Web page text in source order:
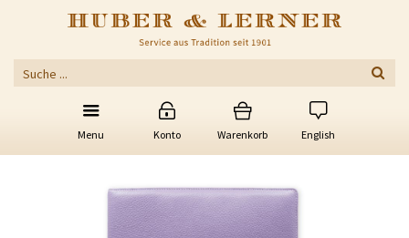
Menu Konto Warenkorb English